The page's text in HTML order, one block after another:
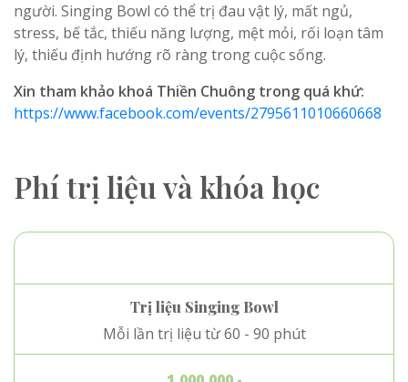
người. Singing Bowl có thể trị đau vật lý, mất ngủ,
stress, bế tắc, thiếu năng lượng, mệt mỏi, rối loạn tâm
lý, thiếu định hướng rõ ràng trong cuộc sống.
Xin tham khảo khoá Thiền Chuông trong quá khứ:
https://www.facebook.com/events/2795611010660668
Phí trị liệu và khóa học
Trị liệu Singing Bowl
Mỗi lần trị liệu từ 60 - 90 phút